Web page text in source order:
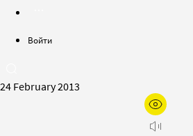
Войти
24 February 2013